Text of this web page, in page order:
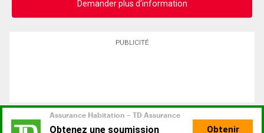
Demander plus d'information
PUBLICITÉ